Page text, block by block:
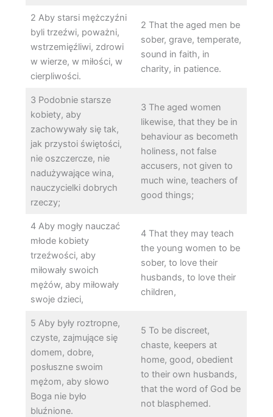
2 Aby starsi mężczyźni
byli trzeźwi, poważni,
wstrzemięźliwi, zdrowi
w wierze, w miłości, w
cierpliwości.
2 That the aged men be
sober, grave, temperate,
sound in faith, in
charity, in patience.
3 Podobnie starsze
kobiety, aby
zachowywały się tak,
jak przystoi świętości,
nie oszczercze, nie
nadużywające wina,
nauczycielki dobrych
rzeczy;
3 The aged women
likewise, that they be in
behaviour as becometh
holiness, not false
accusers, not given to
much wine, teachers of
good things;
4 Aby mogły nauczać
młode kobiety
trzeźwości, aby
miłowały swoich
mężów, aby miłowały
swoje dzieci,
4 That they may teach
the young women to be
sober, to love their
husbands, to love their
children,
5 Aby były roztropne,
czyste, zajmujące się
domem, dobre,
posłuszne swoim
mężom, aby słowo
Boga nie było
bluźnione.
5 To be discreet,
chaste, keepers at
home, good, obedient
to their own husbands,
that the word of God be
not blasphemed.